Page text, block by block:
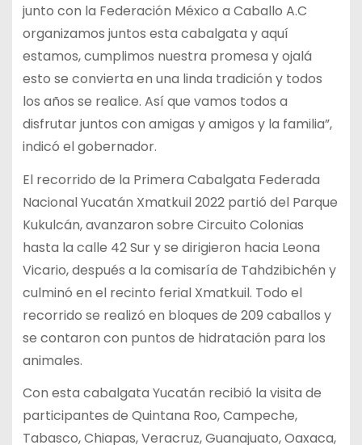
junto con la Federación México a Caballo A.C
organizamos juntos esta cabalgata y aquí
estamos, cumplimos nuestra promesa y ojalá
esto se convierta en una linda tradición y todos
los años se realice. Así que vamos todos a
disfrutar juntos con amigas y amigos y la familia”,
indicó el gobernador.
El recorrido de la Primera Cabalgata Federada
Nacional Yucatán Xmatkuil 2022 partió del Parque
Kukulcán, avanzaron sobre Circuito Colonias
hasta la calle 42 Sur y se dirigieron hacia Leona
Vicario, después a la comisaría de Tahdzibichén y
culminó en el recinto ferial Xmatkuil. Todo el
recorrido se realizó en bloques de 209 caballos y
se contaron con puntos de hidratación para los
animales.
Con esta cabalgata Yucatán recibió la visita de
participantes de Quintana Roo, Campeche,
Tabasco, Chiapas, Veracruz, Guanajuato, Oaxaca,